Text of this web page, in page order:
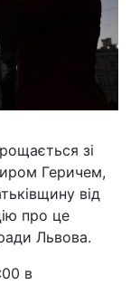
зі
Геричем,
від
про це
Львова.
в